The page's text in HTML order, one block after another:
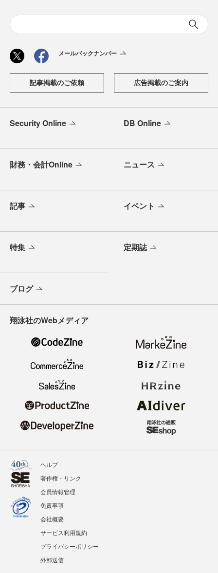
メールバックナンバー
記事掲載のご依頼 広告掲載のご案内
Security Online DB Online
財務・会計Online ニュース
記事 イベント
特集 定期誌
ブログ
翔泳社のWebメディア
ヘルプ
著作権・リンク
会員情報管理
免責事項
会社概要
サービス利用規約
プライバシーポリシー
外部送信